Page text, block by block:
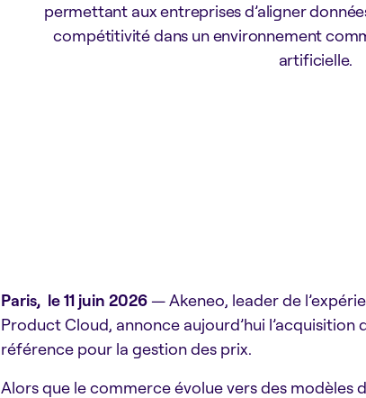
permettant aux entreprises d’aligner
compétitivité dans un environnement
artificielle.
Paris, le 11 juin 2026— Akeneo, leader de
Product Cloud, annonce aujourd’hui l’acquisition
référence pour la gestion des prix.
Alors que le commerce évolue vers des modèles